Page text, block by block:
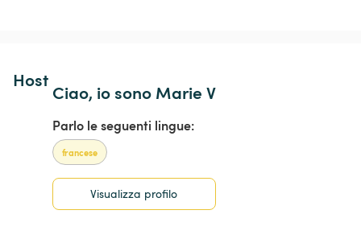
Host
Ciao, io sono Marie V
Parlo le seguenti lingue:
francese
Visualizza profilo